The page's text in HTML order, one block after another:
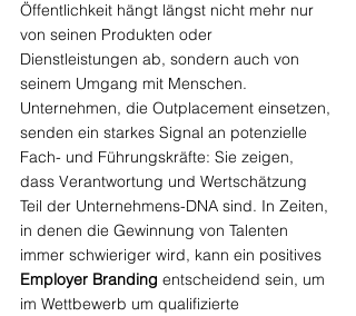
Öffentlichkeit hängt längst nicht mehr nur
von seinen Produkten oder
Dienstleistungen ab, sondern auch von
seinem Umgang mit Menschen.
Unternehmen, die Outplacement einsetzen,
senden ein starkes Signal an potenzielle
Fach- und Führungskräfte: Sie zeigen,
dass Verantwortung und Wertschätzung
Teil der Unternehmens-DNA sind. In Zeiten,
in denen die Gewinnung von Talenten
immer schwieriger wird, kann ein positives
Employer Branding entscheidend sein, um
im Wettbewerb um qualifizierte